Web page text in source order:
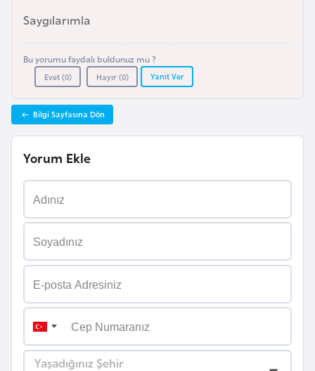
Saygılarımla
Bu yorumu faydalı buldunuz mu ?
Evet (0) Hayır (0) Yanıt Ver
Bilgi Sayfasına Dön
Yorum Ekle
Yaşadığınız Şehir
e
n
i
B
o
s
H
e
s
k
B